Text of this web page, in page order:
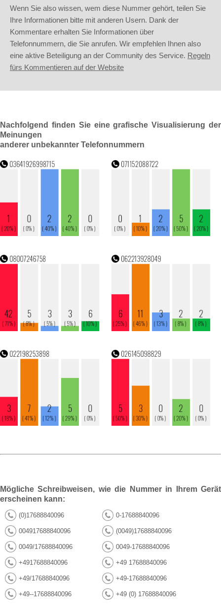
Wenn Sie also wissen, wem diese Nummer gehört, teilen Sie
Ihre Informationen bitte mit anderen Usern. Dank der
Kommentare erhalten Sie Informationen über
Telefonnummern, die Sie anrufen. Wir empfehlen Ihnen also
eine aktive Beteiligung an der Community des Service. Regeln
fürs Kommentieren auf der Website
Nachfolgend finden Sie eine grafische Visualisierung der
Meinungen
anderer unbekannter Telefonnummern
Mögliche Schreibweisen, wie die Nummer in Ihrem Gerät
erscheinen kann:
(0)17688840096 0-17688840096
004917688840096 (0049)17688840096
0049/17688840096 0049-17688840096
+4917688840096 +49 17688840096
+49/17688840096 +49-17688840096
+49--17688840096 +49 (0) 17688840096